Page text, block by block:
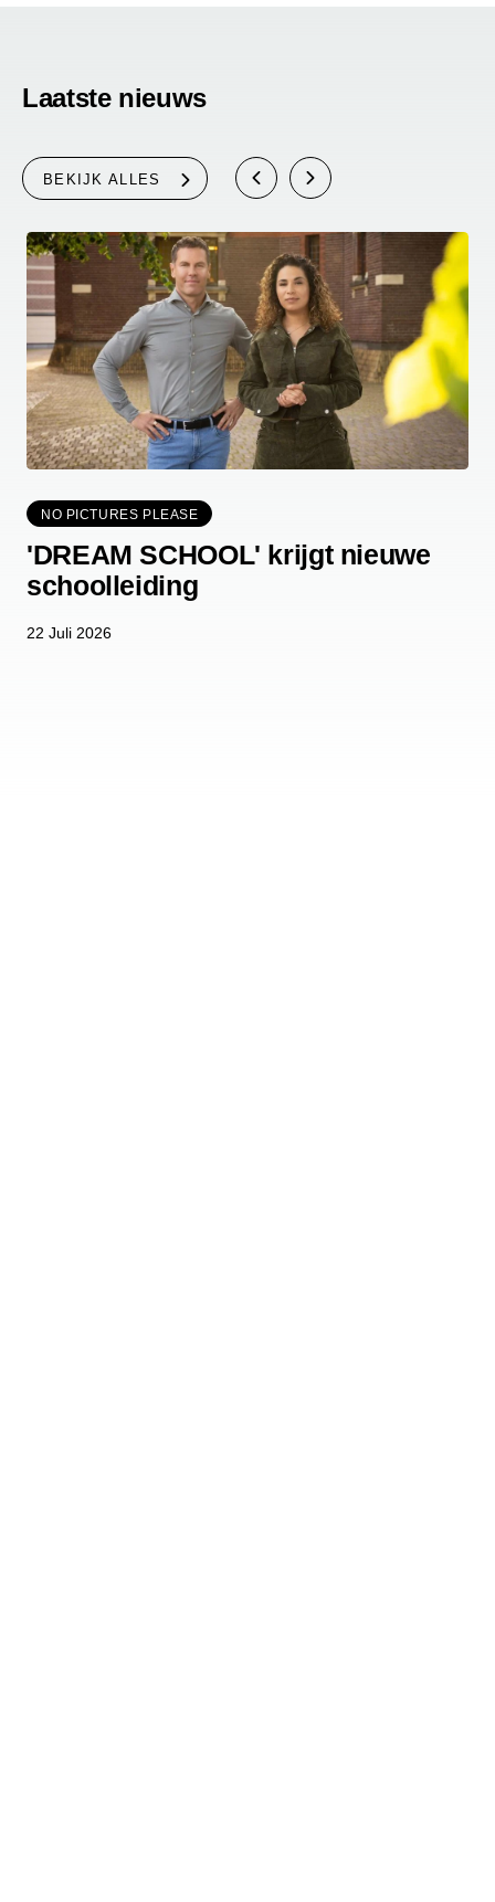
Laatste nieuws
BEKIJK ALLES
NO PICTURES PLEASE
'DREAM SCHOOL' krijgt nieuwe
schoolleiding
22 Juli 2026